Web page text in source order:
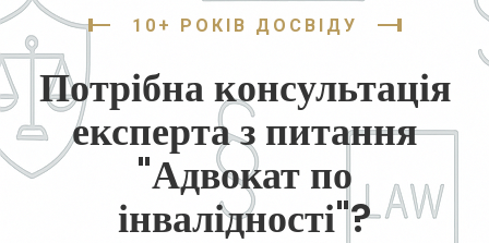
10+ РОКІВ ДОСВІДУ
Потрібна консультація
експерта з питання
"Адвокат по
інвалідності"?